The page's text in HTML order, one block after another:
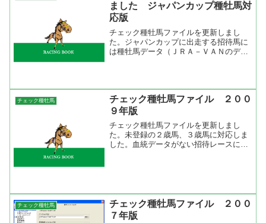
ました ジャパンカップ種牡馬対
応版
チェック種牡馬ファイルを更新しまし
た。ジャパンカップに出走する招待馬に
は種牡馬データ（ＪＲＡ－ＶＡＮのデー
ます。僕は過去に遡って全て...
チェック種牡馬
チェック種牡馬ファイル ２００
９年版
チェック種牡馬ファイルを更新しまし
た。未登録の２歳馬、３歳馬に対応しま
した。血統データがない招待レースに出
チェック種牡馬
チェック種牡馬ファイル ２００
７年版